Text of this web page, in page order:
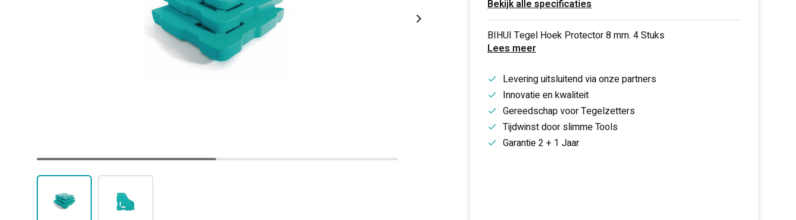
Bekijk alle specificaties
BIHUI Tegel Hoek Protector 8 mm. 4 Stuks
Lees meer
Levering uitsluitend via onze partners
Innovatie en kwaliteit
Gereedschap voor Tegelzetters
Tijdwinst door slimme Tools
Garantie 2 + 1 Jaar